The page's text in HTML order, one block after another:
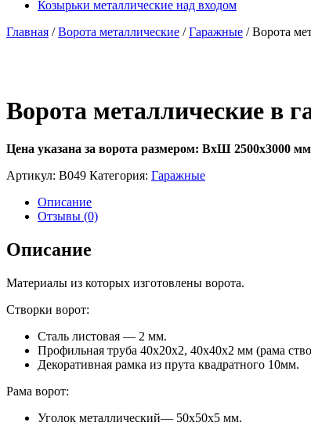
Козырьки металлические над входом
Главная /Ворота металлические /Гаражные / Ворота
Ворота металлические в
Цена указана за ворота размером: ВхШ 2500х3000
Артикул: В049 Категория: Гаражные
Описание
Отзывы (0)
Описание
Материалы из которых изготовлены ворота.
Створки ворот:
Сталь листовая — 2 мм.
Профильная труба 40х20х2, 40х40х2 мм (рама
Декоративная рамка из прута квадратного 10мм.
Рама ворот:
Уголок металлический— 50х50х5 мм.